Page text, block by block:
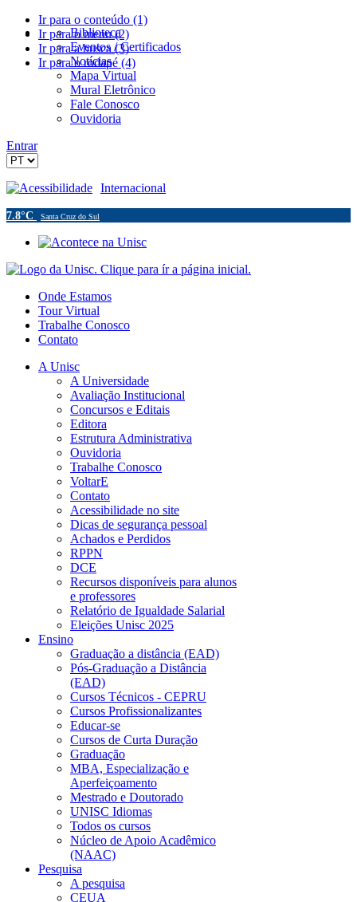
Ir para o conteúdo (1)
Ir para o menu (2)
Ir para a busca (3)
Ir para o rodapé (4)
Biblioteca
Eventos / Certificados
Notícias
Mapa Virtual
Mural Eletrônico
Fale Conosco
Ouvidoria
Entrar
Acessibilidade Internacional
7.8°C Santa Cruz do Sul
Onde Estamos
Tour Virtual
Trabalhe Conosco
Contato
A Unisc
A Universidade
Avaliação Institucional
Concursos e Editais
Editora
Estrutura Administrativa
Ouvidoria
Trabalhe Conosco
VoltarE
Contato
Acessibilidade no site
Dicas de segurança pessoal
Achados e Perdidos
RPPN
DCE
Recursos disponíveis para alunos
e professores
Relatório de Igualdade Salarial
Eleições Unisc 2025
Ensino
Graduação a distância (EAD)
Pós-Graduação a Distância
(EAD)
Cursos Técnicos - CEPRU
Cursos Profissionalizantes
Educar-se
Cursos de Curta Duração
Graduação
MBA, Especialização e
Aperfeiçoamento
Mestrado e Doutorado
UNISC Idiomas
Todos os cursos
Núcleo de Apoio Acadêmico
(NAAC)
Pesquisa
A pesquisa
CEUA